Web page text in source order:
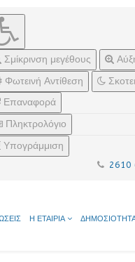
Σμίκρινση μεγέθους
Φωτεινή Αντίθεση
Επαναφορά
Πληκτρολόγιο
Υπογράμμιση
2610
Η ΕΤΑΙΡΙΑ